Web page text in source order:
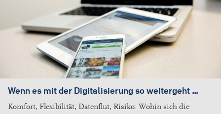
Wenn es mit der Digitalisierung so weitergeht …
Komfort, Flexibilität, Datenflut, Risiko: Wohin sich die